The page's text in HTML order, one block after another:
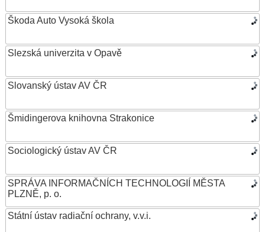
Škoda Auto Vysoká škola
Slezská univerzita v Opavě
Slovanský ústav AV ČR
Šmidingerova knihovna Strakonice
Sociologický ústav AV ČR
SPRÁVA INFORMAČNÍCH TECHNOLOGIÍ MĚSTA
PLZNĚ, p. o.
Státní ústav radiační ochrany, v.v.i.